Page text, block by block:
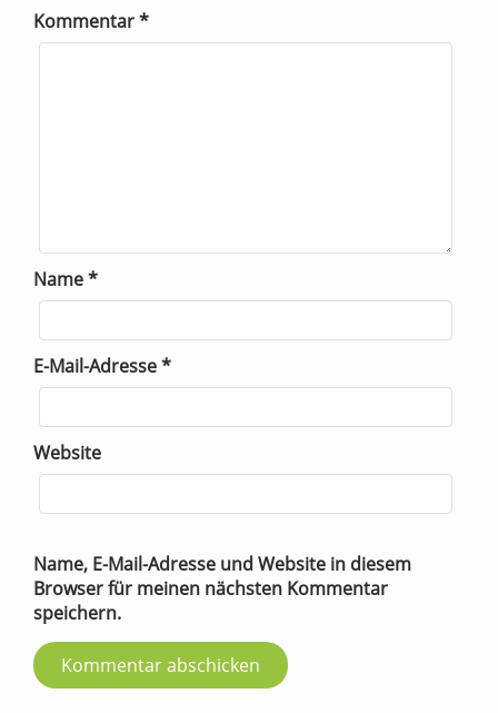
Kommentar*
Name*
E-Mail-Adresse*
Website
Name, E-Mail-Adresse und Website in diesem
Browser für meinen nächsten Kommentar
speichern.